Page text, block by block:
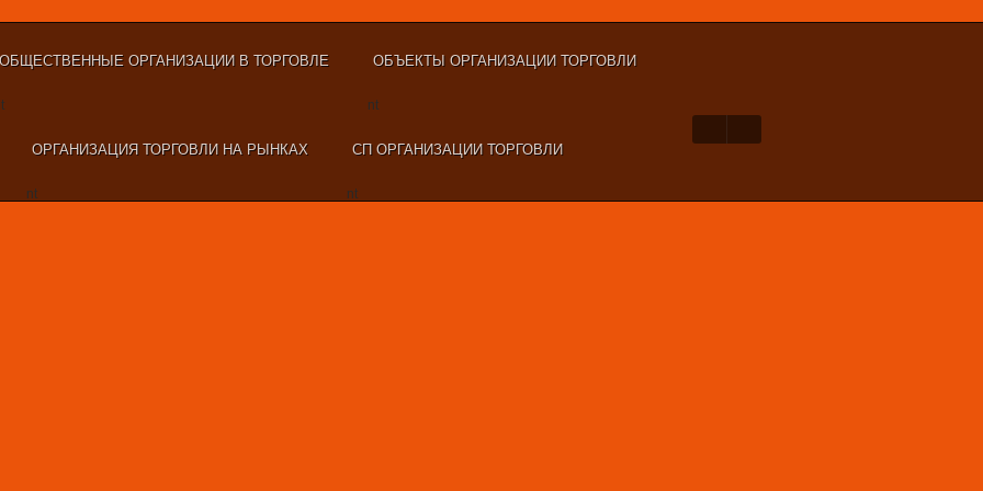
ОБЩЕСТВЕННЫЕ ОРГАНИЗАЦИИ В ТОРГОВЛЕ ОБЪЕКТЫ ОРГАНИЗАЦИИ ТОРГОВЛИ
nt
ОРГАНИЗАЦИЯ ТОРГОВЛИ НА РЫНКАХ
nt
СП ОРГАНИЗАЦИИ ТОРГОВЛИ
nt